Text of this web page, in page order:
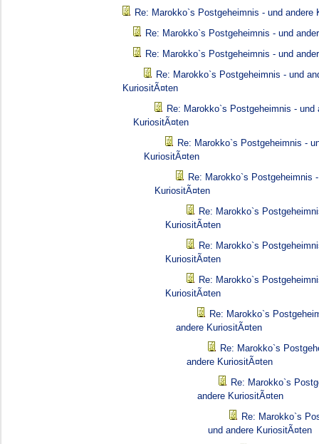
Re: Marokko`s Postgeheimnis - und andere
Re: Marokko`s Postgeheimnis - und
Re: Marokko`s Postgeheimnis - und
Re: Marokko`s Postgeheimnis - und
KuriositÃ¤ten
Re: Marokko`s Postgeheimnis - und
KuriositÃ¤ten
Re: Marokko`s Postgeheimnis -
KuriositÃ¤ten
Re: Marokko`s Postgeheimnis
KuriositÃ¤ten
Re: Marokko`s
KuriositÃ¤ten
Re: Marokko`s
KuriositÃ¤ten
Re: Marokko`s
KuriositÃ¤ten
Re: Marokko`s
andere KuriositÃ¤ten
Re: Marokko`s
andere KuriositÃ¤ten
Re: Marokko`s
andere KuriositÃ¤ten
Re: Marokko`s
und andere KuriositÃ¤ten